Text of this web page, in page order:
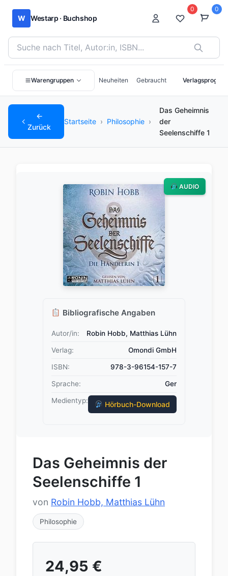
W Westarp · Buchshop
Bücher suchen nach Titel, Autor:in oder ISBN
0 0
Warengruppen Neuheiten Gebraucht
←
Zurück
Startseite › Philosophie ›
Das Geheimnis
der
Seelenschiffe 1
Bibliografische Angaben
Autor/in: Robin Hobb, Matthias Lühn
Verlag: Omondi GmbH
ISBN: 978-3-96154-157-7
Sprache: Ger
Medientyp: Hörbuch-Download
AUDIO
Das Geheimnis der
Seelenschiffe 1
von Robin Hobb, Matthias Lühn
Philosophie
24,95 €